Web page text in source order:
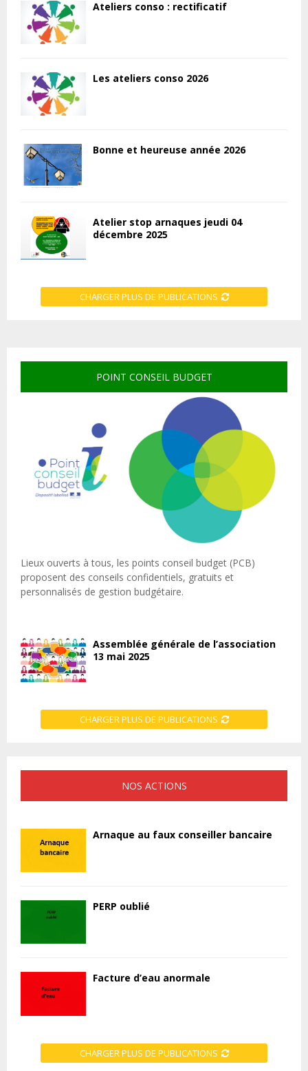
Ateliers conso : rectificatif
Les ateliers conso 2026
Bonne et heureuse année 2026
Atelier stop arnaques jeudi 04
décembre 2025
CHARGER PLUS DE PUBLICATIONS
POINT CONSEIL BUDGET
Lieux ouverts à tous, les points conseil budget (PCB)
proposent des conseils confidentiels, gratuits et
personnalisés de gestion budgétaire.
Assemblée générale de l’association
13 mai 2025
CHARGER PLUS DE PUBLICATIONS
NOS ACTIONS
Arnaque au faux conseiller bancaire
PERP oublié
Facture d’eau anormale
CHARGER PLUS DE PUBLICATIONS